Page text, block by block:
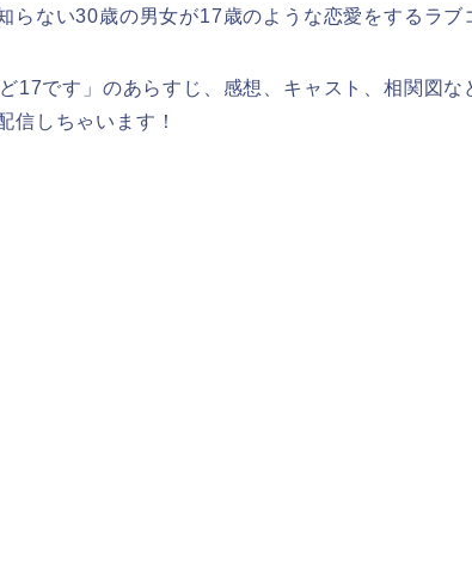
らない30歳の男女が17歳のような恋愛をするラブ
ど17です」のあらすじ、感想、キャスト、相関図
信しちゃいます！